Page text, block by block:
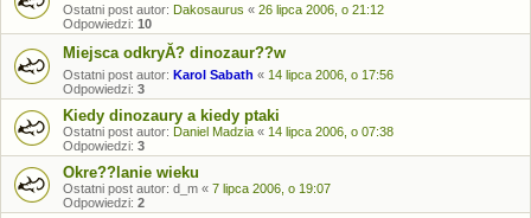
Ostatni post autor: Dakosaurus « 26 lipca 2006, o 21:12
Odpowiedzi: 10
Miejsca odkryĂ? dinozaur??w
Ostatni post autor: Karol Sabath « 14 lipca 2006, o 17:56
Odpowiedzi: 3
Kiedy dinozaury a kiedy ptaki
Ostatni post autor: Daniel Madzia « 14 lipca 2006, o 07:38
Odpowiedzi: 3
Okre??lanie wieku
Ostatni post autor: d_m « 7 lipca 2006, o 19:07
Odpowiedzi: 2